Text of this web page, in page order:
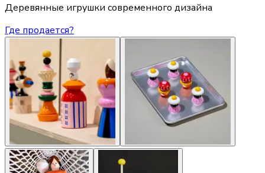
Деревянные игрушки современного дизайна
Где продается?